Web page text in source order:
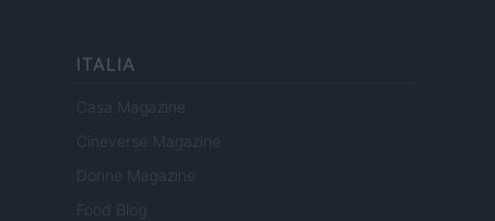
ITALIA
Casa Magazine
Cineverse Magazine
Donne Magazine
Food Blog